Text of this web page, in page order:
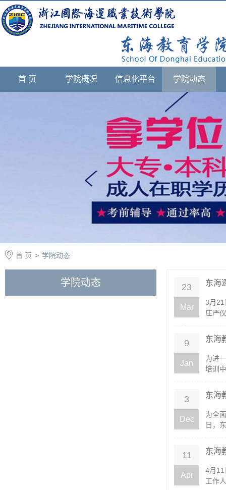
首 页 学院概况 信息化平台 学院动态
首 页 > 学院动态
学院动态 23
Mar
东海
3月21
庄严
9
Jan
东海
为进
培训
3
Dec
东海
为全
日，
11
Apr
东海
4月11
工作